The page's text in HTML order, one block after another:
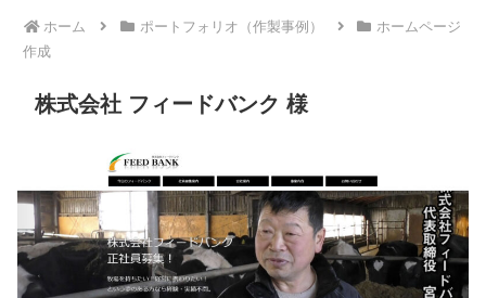
ホーム ポートフォリオ（作製事例）
ホームページ
作成
株式会社 フィードバンク 様